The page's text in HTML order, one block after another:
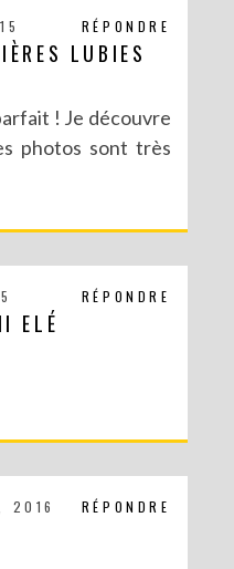
RÉPONDRE
LUBIES
! Je découvre
photos sont très
RÉPONDRE
ELÉ
RÉPONDRE
2016